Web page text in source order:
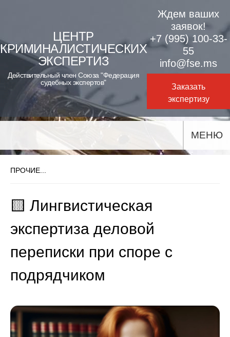
content
ЦЕНТР
КРИМИНАЛИСТИЧЕСКИХ
ЭКСПЕРТИЗ
Действительный член Союза "Федерация
судебных экспертов"
Ждем ваших
заявок!
+7 (995) 100-33-
55
info@fse.ms
Заказать
экспертизу
МЕНЮ
ПРОЧИЕ...
🟨 Лингвистическая
экспертиза деловой
переписки при споре с
подрядчиком